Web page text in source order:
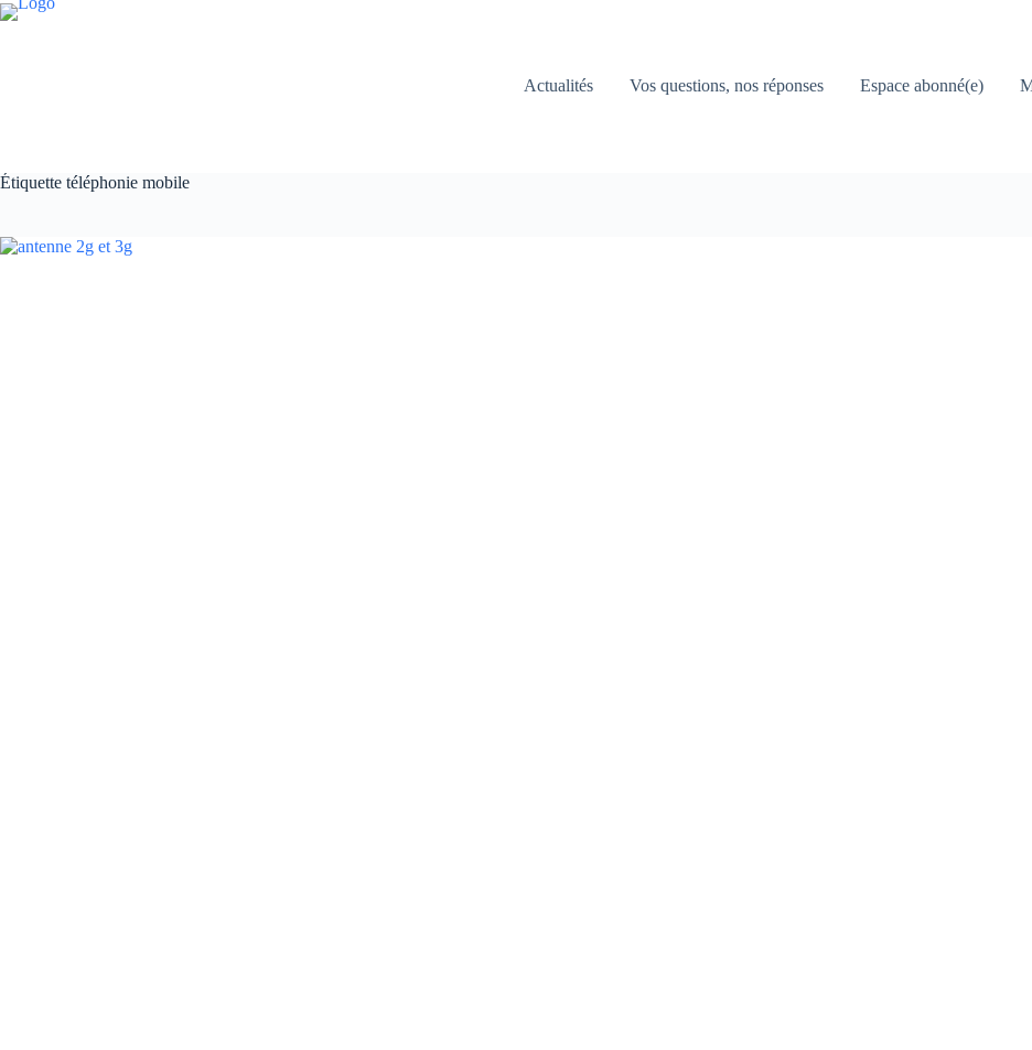
Passer
Actualités Vos questions, nos réponses Espace abonné(e)
Étiquette téléphonie mobile